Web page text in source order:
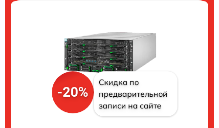
-20%
Скидка по
предварительной
записи на сайте